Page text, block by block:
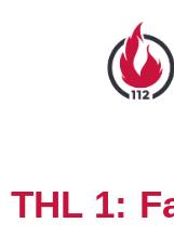
THL 1: